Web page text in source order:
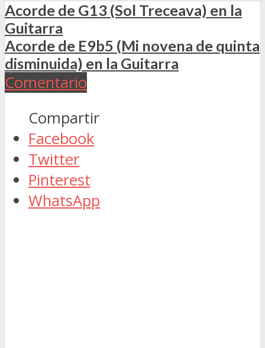
Acorde de G13 (Sol Treceava) en la
Guitarra
Acorde de E9b5 (Mi novena de quinta
disminuida) en la Guitarra
Comentario
Compartir
Facebook
Twitter
Pinterest
WhatsApp